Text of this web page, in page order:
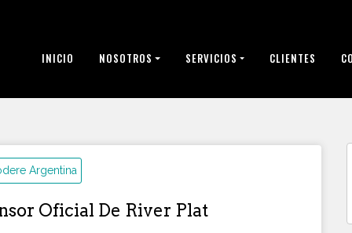
INICIO NOSOTROS SERVICIOS CLIENTES
Argentina
Oficial De River Plat